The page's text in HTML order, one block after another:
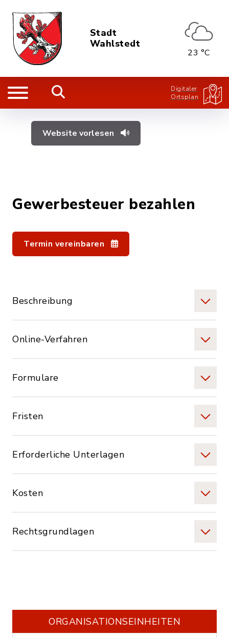
Stadt
Wahlstedt
23 °C
Digitaler
Ortsplan
Website vorlesen
Gewerbesteuer bezahlen
Termin vereinbaren
Beschreibung
Online-Verfahren
Formulare
Fristen
Erforderliche Unterlagen
Kosten
Rechtsgrundlagen
ORGANISATIONS­EINHEITEN